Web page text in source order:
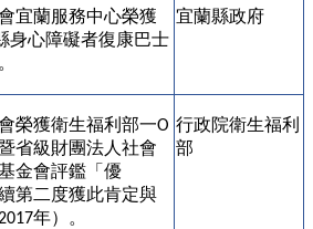
宜蘭服務中心榮獲
身心障礙者復康巴士
宜蘭縣政府
榮獲衛生福利部一O
省級財團法人社會
金會評鑑「優
第二度獲此肯定與
年）。
行政院衛生福利
部